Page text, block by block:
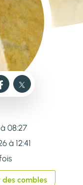
08:27
à 12:41
combles